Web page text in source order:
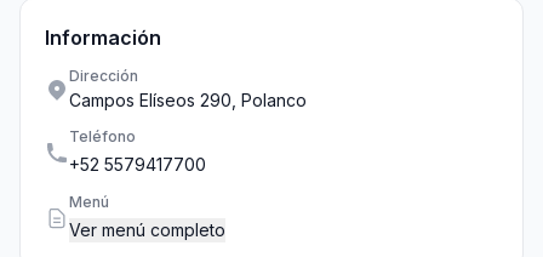
Información
Dirección
Campos Elíseos 290, Polanco
Teléfono
+52 5579417700
Menú
Ver menú completo